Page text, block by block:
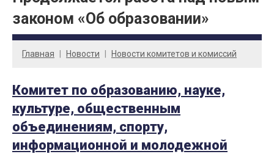
законом «Об образовании»
Главная Новости Новости комитетов и комиссий
Комитет по образованию, науке,
культуре, общественным
объединениям, спорту,
информационной и молодежной